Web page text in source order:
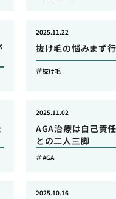
抜け毛の悩みまず
2025.11.22
抜け毛
AGA治療は自己責
との二人三脚
2025.11.02
AGA
2025.10.16